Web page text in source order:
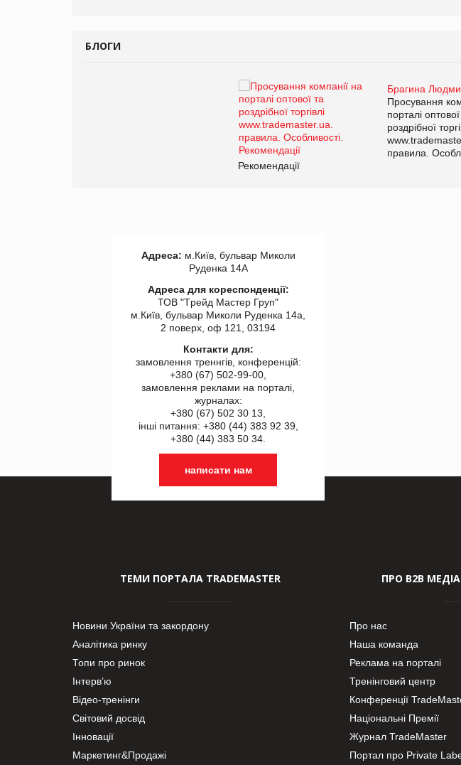
БЛОГИ
Брагина
Просування
порталі
роздрібної
правила.
Рекомендації
Адреса: м.Київ, бульвар Миколи
Руденка 14А
Адреса для кореспонденції:
ТОВ "Tрейд Мастер Груп"
м.Київ, бульвар Миколи Руденка 14а,
2 поверх, оф 121, 03194
Контакти для:
замовлення треннгів, конференцій:
+380 (67) 502-99-00,
замовлення реклами на порталі,
журналах:
+380 (67) 502 30 13,
інші питання: +380 (44) 383 92 39,
+380 (44) 383 50 34.
написати нам
ТЕМИ ПОРТАЛА TRADEMASTER
Новини України та закордону
Аналітика ринку
Топи про ринок
Інтерв’ю
Відео-тренінги
Світовий досвід
Інновації
Маркетинг&Продажі
ПРО В2В
Про нас
Наша команда
Реклама на порталі
Тренінговий центр
Конференції
Національні Премії
Журнал TradeMaster
Портал про Private